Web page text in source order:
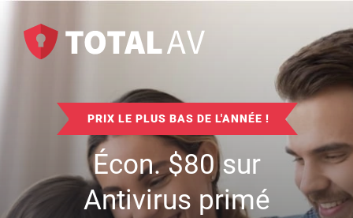
PRIX LE PLUS BAS DE L'ANNÉE !
Écon.$80sur
Antivirus primé